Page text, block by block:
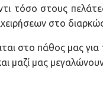
τόσο στους
στο
στο πάθος μας
μαζί μας